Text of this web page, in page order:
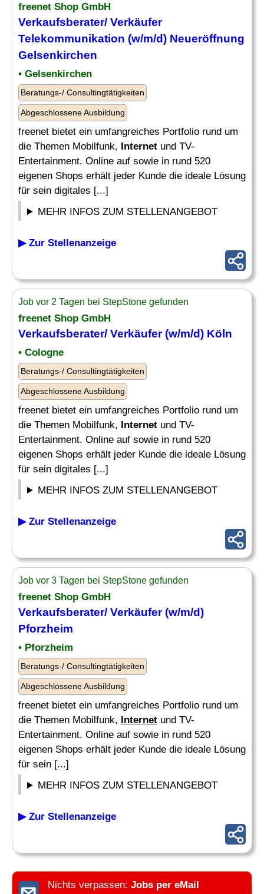
freenet Shop GmbH
Verkaufsberater/ Verkäufer
Telekommunikation (w/m/d) Neueröffnung
Gelsenkirchen
• Gelsenkirchen
Beratungs-/ Consultingtätigkeiten
Abgeschlossene Ausbildung
freenet bietet ein umfangreiches Portfolio rund um
die Themen Mobilfunk, Internet und TV-
Entertainment. Online auf sowie in rund 520
eigenen Shops erhält jeder Kunde die ideale Lösung
für sein digitales [...]
MEHR INFOS ZUM STELLENANGEBOT
▶ Zur Stellenanzeige
Job vor 2 Tagen bei StepStone gefunden
freenet Shop GmbH
Verkaufsberater/ Verkäufer (w/m/d) Köln
• Cologne
Beratungs-/ Consultingtätigkeiten
Abgeschlossene Ausbildung
freenet bietet ein umfangreiches Portfolio rund um
die Themen Mobilfunk, Internet und TV-
Entertainment. Online auf sowie in rund 520
eigenen Shops erhält jeder Kunde die ideale Lösung
für sein digitales [...]
MEHR INFOS ZUM STELLENANGEBOT
▶ Zur Stellenanzeige
Job vor 3 Tagen bei StepStone gefunden
freenet Shop GmbH
Verkaufsberater/ Verkäufer (w/m/d)
Pforzheim
• Pforzheim
Beratungs-/ Consultingtätigkeiten
Abgeschlossene Ausbildung
freenet bietet ein umfangreiches Portfolio rund um
die Themen Mobilfunk, Internet und TV-
Entertainment. Online auf sowie in rund 520
eigenen Shops erhält jeder Kunde die ideale Lösung
für sein [...]
MEHR INFOS ZUM STELLENANGEBOT
▶ Zur Stellenanzeige
Nichts verpassen: Jobs per eMail